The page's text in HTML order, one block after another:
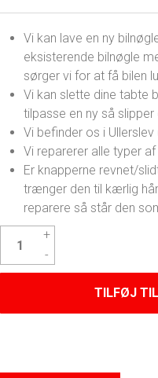
Vi kan lave en ny
eksisterende bilnøgle
sørger vi for at få bilen
Vi kan slette dine tabte
tilpasse en ny så
Vi befinder os i
Vi reparerer alle typer
Er knapperne revnet/
trænger den til kærlig
reparere så står den
Relay
Nøgle
TILFØJ